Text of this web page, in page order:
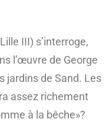
III) s’interroge,
l’œuvre de George
jardins de Sand. Les
assez richement
à la bêche»?